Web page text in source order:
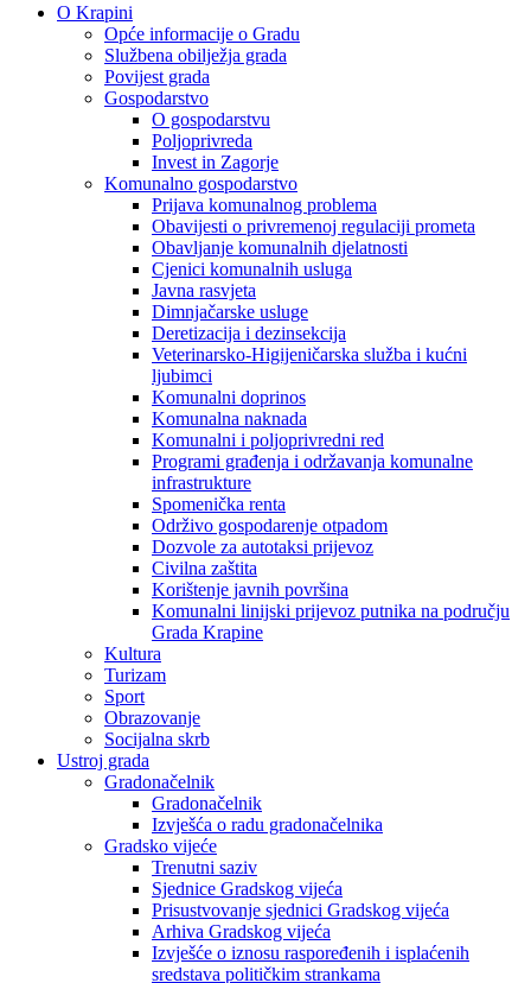
O Krapini
Opće informacije o Gradu
Službena obilježja grada
Povijest grada
Gospodarstvo
O gospodarstvu
Poljoprivreda
Invest in Zagorje
Komunalno gospodarstvo
Prijava komunalnog problema
Obavijesti o privremenoj regulaciji prometa
Obavljanje komunalnih djelatnosti
Cjenici komunalnih usluga
Javna rasvjeta
Dimnjačarske usluge
Deretizacija i dezinsekcija
Veterinarsko-Higijeničarska služba i kućni
ljubimci
Komunalni doprinos
Komunalna naknada
Komunalni i poljoprivredni red
Programi građenja i održavanja komunalne
infrastrukture
Spomenička renta
Održivo gospodarenje otpadom
Dozvole za autotaksi prijevoz
Civilna zaštita
Korištenje javnih površina
Komunalni linijski prijevoz putnika na području
Grada Krapine
Kultura
Turizam
Sport
Obrazovanje
Socijalna skrb
Ustroj grada
Gradonačelnik
Gradonačelnik
Izvješća o radu gradonačelnika
Gradsko vijeće
Trenutni saziv
Sjednice Gradskog vijeća
Prisustvovanje sjednici Gradskog vijeća
Arhiva Gradskog vijeća
Izvješće o iznosu raspoređenih i isplaćenih
sredstava političkim strankama